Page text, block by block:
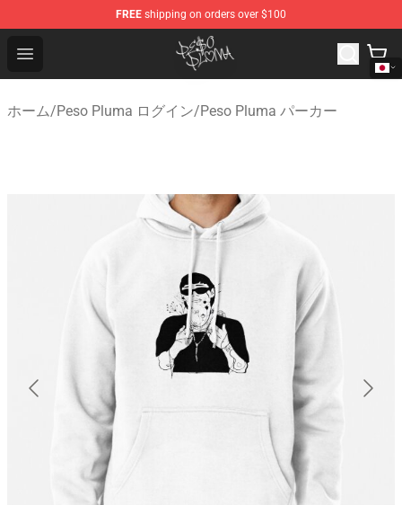
FREE shipping on orders over $100
Open menu
Peso Pluma Store - Official Peso Pluma Merchandise
ホーム/Peso Pluma ログイン/Peso Pluma パーカー